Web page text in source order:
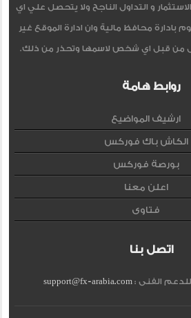
و التداول الناجح ولا يتحصل علي اي
بادارة محافظ مالية وان ادارة الموقع غير
من قبل اي شخص لاسمها وتحذر من ذلك.
روابط هامة
ارشيف المواضيع
الكاش باك فوركس
بورصة فوركس
اعلن معنا
فتاوى
اتصل بنا
للدعم الفنى :support@fx-arabia.com